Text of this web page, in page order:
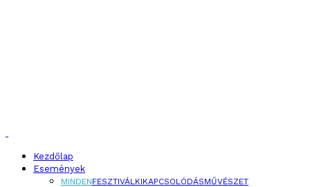
Kezdőlap
Események
MINDENFESZTIVÁLKIKAPCSOLÓDÁSMŰVÉSZET